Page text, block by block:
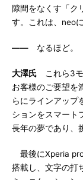
隙間をなくす「ク
す。これは、neo
―― なるほど。
大澤氏 これら3モ
お客様のご要望を
らにラインアップ
ションをスマート
長年の夢であり、
最後にXperia
搭載し、文字の打